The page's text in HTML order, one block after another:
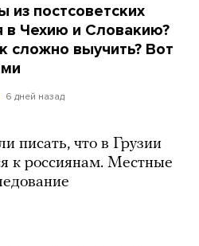
из постсоветских
в Чехию и Словакию?
сложно выучить? Вот
6 дней назад
писать, что в Грузии
к россиянам. Местные